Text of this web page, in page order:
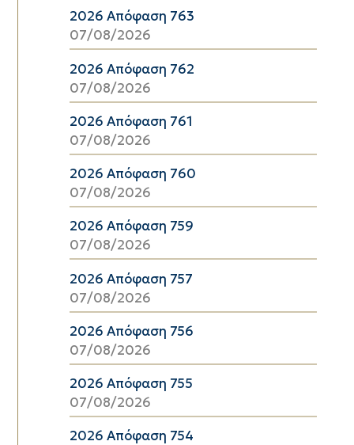
2026 Απόφαση 763
07/08/2026
2026 Απόφαση 762
07/08/2026
2026 Απόφαση 761
07/08/2026
2026 Απόφαση 760
07/08/2026
2026 Απόφαση 759
07/08/2026
2026 Απόφαση 757
07/08/2026
2026 Απόφαση 756
07/08/2026
2026 Απόφαση 755
07/08/2026
2026 Απόφαση 754